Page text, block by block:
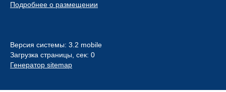
Подробнее о размещении
Версия системы: 3.2 mobile
Загрузка страницы, сек: 0
Генератор sitemap